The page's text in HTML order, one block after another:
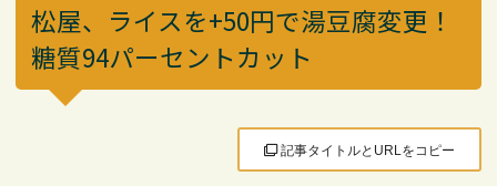
松屋、ライスを+50円で湯豆腐変更！
糖質94パーセントカット
記事タイトルとURLをコピー